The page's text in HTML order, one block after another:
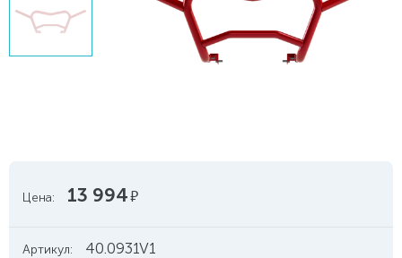
Цена: 13 994руб.
Артикул: 40.0931V1